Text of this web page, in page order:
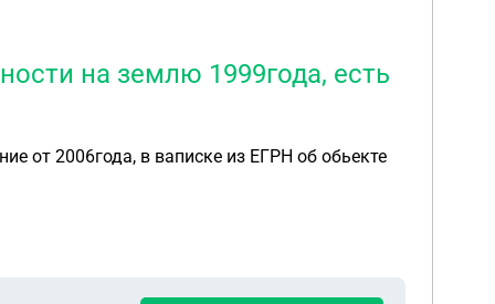
на землю 1999года, есть
в ваписке из ЕГРН об обьекте